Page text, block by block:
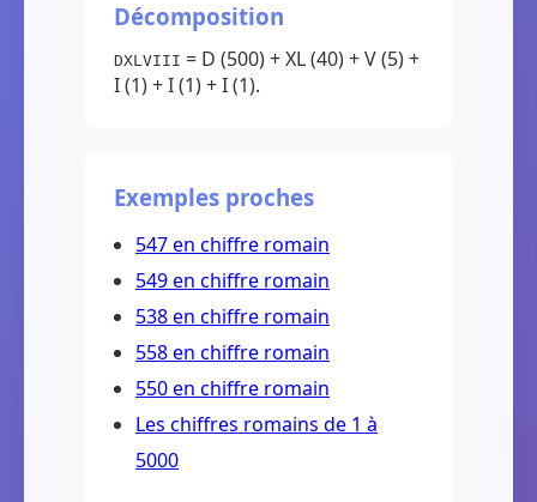
Décomposition
DXLVIII = D (500) + XL (40) + V (5) +
I (1) + I (1) + I (1).
Exemples proches
547 en chiffre romain
549 en chiffre romain
538 en chiffre romain
558 en chiffre romain
550 en chiffre romain
Les chiffres romains de 1 à
5000